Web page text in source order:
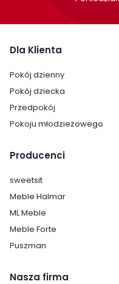
Dla Klienta
Pokój dzienny
Pokój dziecka
Przedpokój
Pokoju młodzieżowego
Producenci
sweetsit
Meble Halmar
ML Meble
Meble Forte
Puszman
Nasza firma